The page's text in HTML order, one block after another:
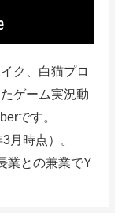
ク、白猫プロ
ゲーム実況動
です。
月時点）。
業との兼業でY